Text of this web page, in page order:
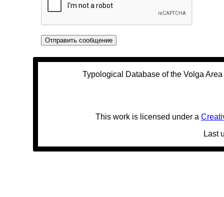
Typological Database of the Volga
This work is licensed under a
Last